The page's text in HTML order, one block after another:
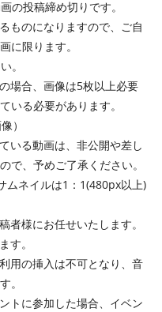
の投稿締め切りです。
ものになりますので、ご自
に限ります。
。
場合、画像は5枚以上必要
いる必要があります。
）
いる動画は、非公開や差し
で、予めご了承ください。
ムネイルは1：1(480px以上)
者様にお任せいたします。
す。
用の挿入は不可となり、音
。
トに参加した場合、イベン